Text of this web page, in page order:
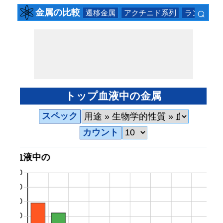
金属の比較 遷移金属 アクチニド系列 ランタニ
⌕
トップ血液中の金属
スペック
カウント